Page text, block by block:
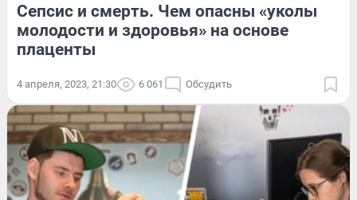
Сепсис и смерть. Чем опасны «уколы
молодости и здоровья» на основе
плаценты
4 апреля, 2023, 21:30 6 061 Обсудить